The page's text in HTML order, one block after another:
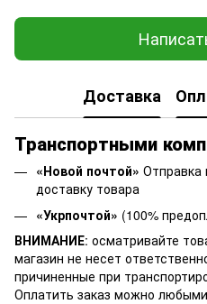
Доставка
Транспортными
«Новой почтой» Отправка
доставку товара
«Укрпочтой» (100%
ВНИМАНИЕ: осматривайте
магазин не несет
причиненные при
Оплатить заказ можно